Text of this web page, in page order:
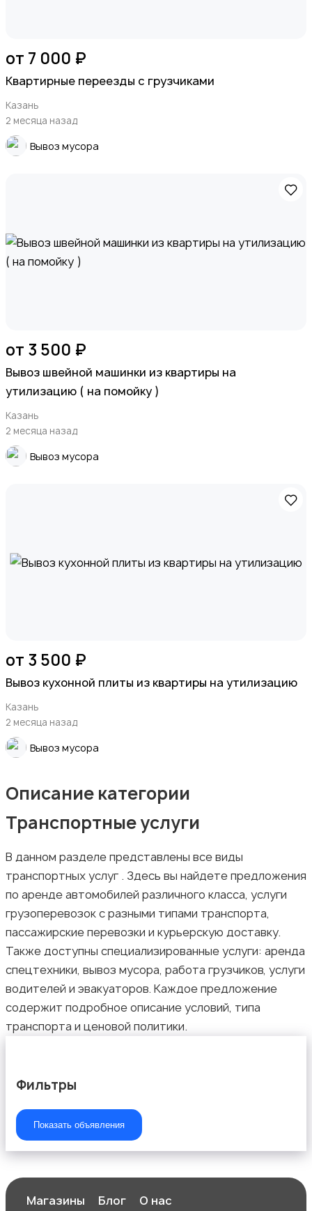
от 7 000 ₽
Квартирные переезды с грузчиками
Казань
2 месяца назад
Вывоз мусора
от 3 500 ₽
Вывоз швейной машинки из квартиры на
утилизацию ( на помойку )
Казань
2 месяца назад
Вывоз мусора
от 3 500 ₽
Вывоз кухонной плиты из квартиры на утилизацию
Казань
2 месяца назад
Вывоз мусора
Описание категории
Транспортные услуги
В данном разделе представлены все виды
транспортных услуг . Здесь вы найдете предложения
по аренде автомобилей различного класса, услуги
грузоперевозок с разными типами транспорта,
пассажирские перевозки и курьерскую доставку.
Также доступны специализированные услуги: аренда
спецтехники, вывоз мусора, работа грузчиков, услуги
водителей и эвакуаторов. Каждое предложение
содержит подробное описание условий, типа
транспорта и ценовой политики.
Фильтры
Показать объявления
Магазины Блог
О нас